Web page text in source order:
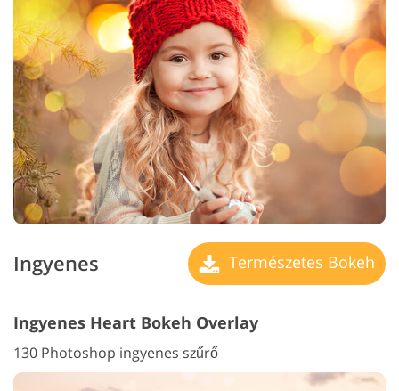
Ingyenes Természetes Bokeh
Ingyenes Heart Bokeh Overlay
130 Photoshop ingyenes szűrő